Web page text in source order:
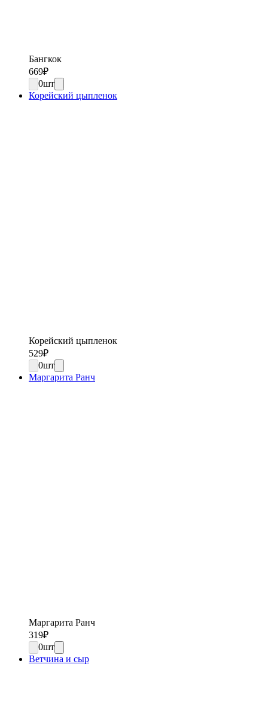
Бангкок
669₽
0шт
Корейский цыпленок
Корейский цыпленок
529₽
0шт
Маргарита Ранч
Маргарита Ранч
319₽
0шт
Ветчина и сыр